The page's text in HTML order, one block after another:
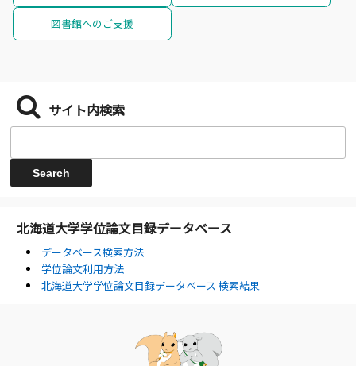
図書館へのご支援
サイト内検索
北海道大学学位論文目録データベース
データベース検索方法
学位論文利用方法
北海道大学学位論文目録データベース 検索結果